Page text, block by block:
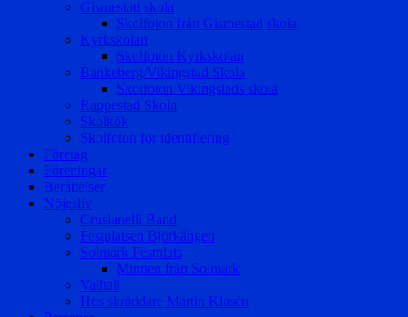
Gismestad skola
Skolfoton från Gismestad skola
Kyrkskolan
Skolfoton Kyrkskolan
Bankeberg/Vikingstad Skola
Skolfoton Vikingstads skola
Rappestad Skola
Skolkök
Skolfoton för identifiering
Företag
Föreningar
Berättelser
Nöjesliv
Crusianelli Band
Festplatsen Björkängen
Solmark Festplats
Minnen från Solmark
Valhall
Hos skräddare Martin Klasén